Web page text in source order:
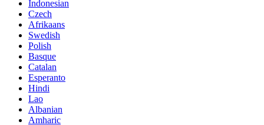
Indonesian
Czech
Afrikaans
Swedish
Polish
Basque
Catalan
Esperanto
Hindi
Lao
Albanian
Amharic